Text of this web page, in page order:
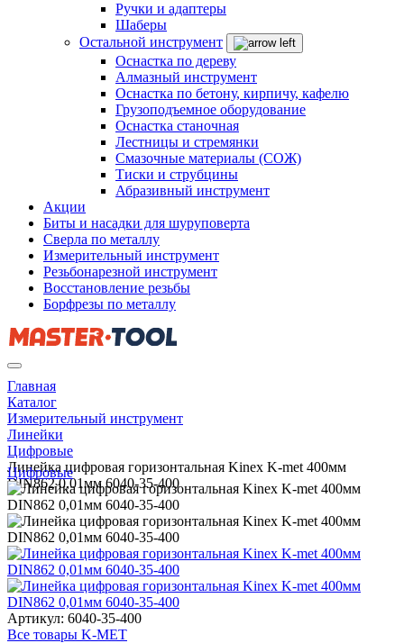
Ручки и адаптеры
Шаберы
Остальной инструмент
Оснастка по дереву
Алмазный инструмент
Оснастка по бетону, кирпичу, кафелю
Грузоподъемное оборудование
Оснастка станочная
Лестницы и стремянки
Смазочные материалы (СОЖ)
Тиски и струбцины
Абразивный инструмент
Акции
Биты и насадки для шуруповерта
Сверла по металлу
Измерительный инструмент
Резьбонарезной инструмент
Восстановление резьбы
Борфрезы по металлу
Главная
Каталог
Измерительный инструмент
Линейки
Цифровые
Линейка цифровая горизонтальная Kinex K-met 400мм
DIN862 0,01мм 6040-35-400
Цифровые
Артикул: 6040-35-400
Все товары K-MET